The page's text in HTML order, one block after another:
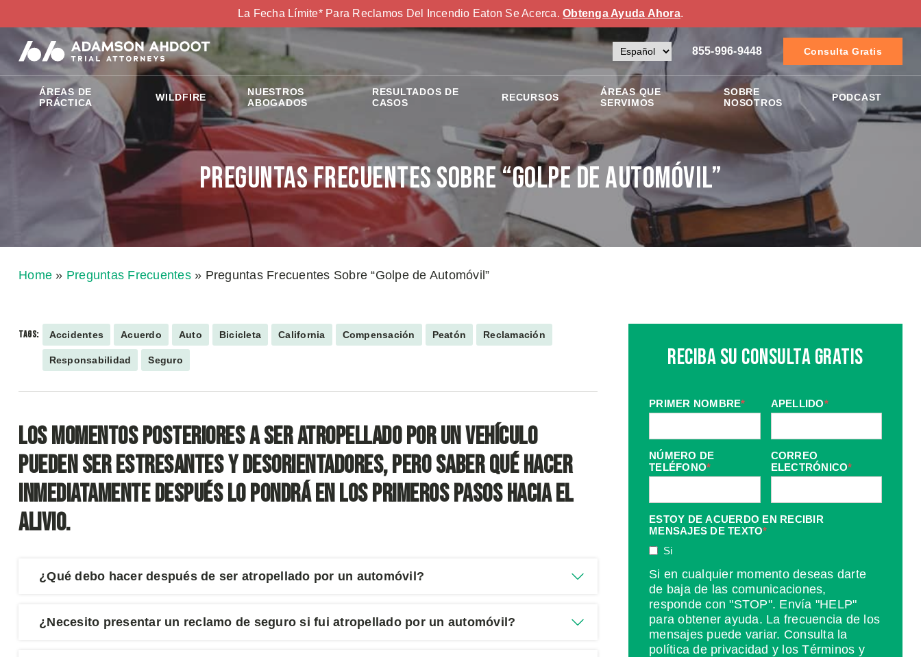
La Fecha Límite* Para Reclamos Del Incendio Eaton Se Acerca.Obtenga Ayuda Ahora.
855-996-9448 Consulta Gratis
ÁREAS DE
PRÁCTICA
WILDFIRE
NUESTROS
ABOGADOS
RESULTADOS DE
CASOS
RECURSOS
ÁREAS QUE
SERVIMOS
SOBRE
NOSOTROS
PODCAST
Preguntas Frecuentes Sobre “Golpe de Automóvil”
Home » Preguntas Frecuentes» Preguntas Frecuentes Sobre “Golpe de Automóvil”
TAGS: Accidentes Acuerdo Auto Bicicleta California Compensación Peatón Reclamación
Responsabilidad Seguro
Los momentos posteriores a ser atropellado por un vehículo
pueden ser estresantes y desorientadores, pero saber qué hacer
inmediatamente después lo pondrá en los primeros pasos hacia el
alivio.
¿Qué debo hacer después de ser atropellado por un automóvil?
¿Necesito presentar un reclamo de seguro si fui atropellado por un automóvil?
Reciba Su Consulta Gratis
PRIMER NOMBRE* APELLIDO*
NÚMERO DE
TELÉFONO*
CORREO
ELECTRÓNICO*
ESTOY DE ACUERDO EN RECIBIR
MENSAJES DE TEXTO*
Si
Si en cualquier momento deseas darte
de baja de las comunicaciones,
responde con "STOP". Envía "HELP"
para obtener ayuda. La frecuencia de los
mensajes puede variar. Consulta la
política de privacidad y los Términos y